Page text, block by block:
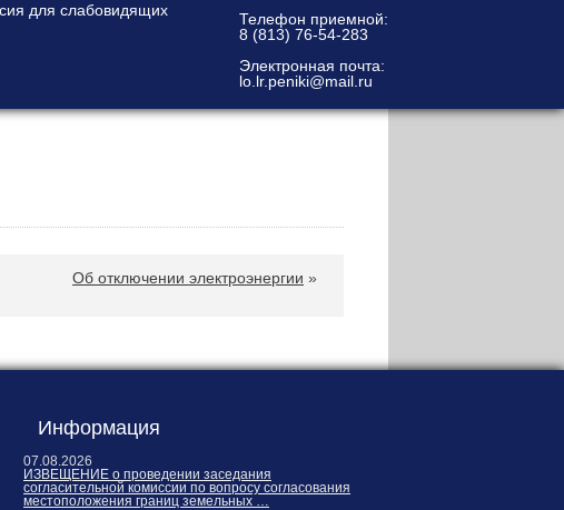
Телефон приемной:
8 (813) 76-54-283
Электронная почта:
lo.lr.peniki@mail.ru
Об отключении электроэнергии »
Информация
07.08.2026
ИЗВЕЩЕНИЕ о проведении заседания
согласительной комиссии по вопросу согласования
местоположения границ земельных …